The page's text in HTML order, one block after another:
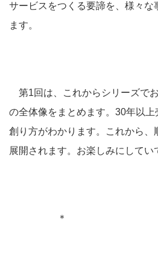
サービスをつくる要諦を、様々な
ます。
第1回は、これからシリーズでお
の全体像をまとめます。30年以
創り方がわかります。これから、
展開されます。お楽しみにしてい
＊